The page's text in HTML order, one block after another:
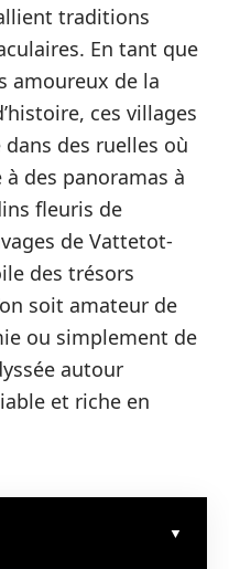
traditions
En tant que
amoureux de la
ces villages
des ruelles où
à des panoramas à
fleuris de
de Vattetot-
des trésors
soit amateur de
ou simplement de
autour
et riche en